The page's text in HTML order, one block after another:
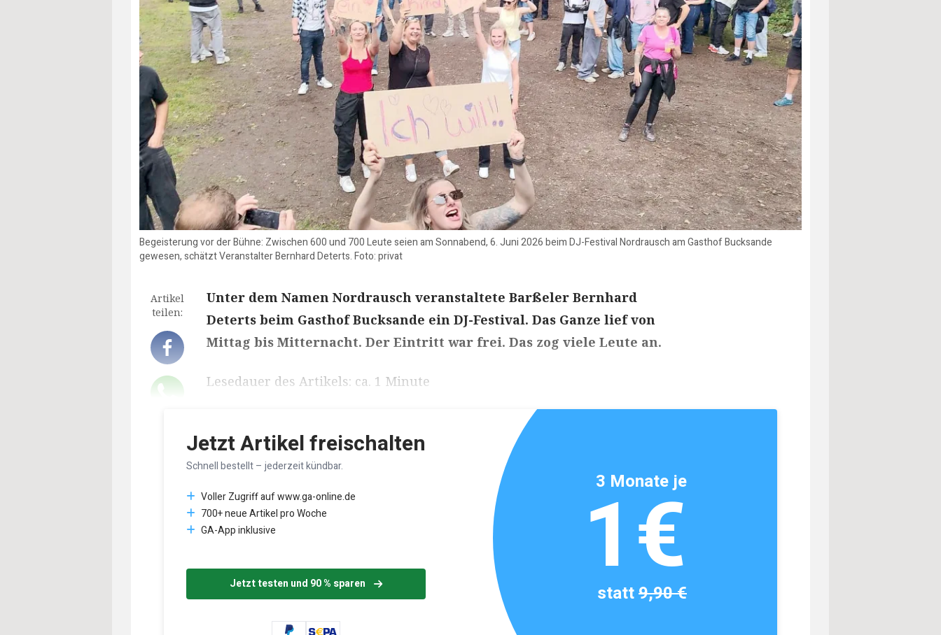
Begeisterung vor der Bühne: Zwischen 600 und 700 Leute seien am Sonnabend, 6. Juni 2026 beim DJ-Festival Nordrausch am Gasthof Bucksande
gewesen, schätzt Veranstalter Bernhard Deterts. Foto: privat
Artikel
teilen:
Unter dem Namen Nordrausch veranstaltete Barßeler Bernhard
Deterts beim Gasthof Bucksande ein DJ-Festival. Das Ganze lief von
Mittag bis Mitternacht. Der Eintritt war frei. Das zog viele Leute an.
Lesedauer des Artikels: ca. 1 Minute
Jetzt Artikel freischalten
Schnell bestellt – jederzeit kündbar.
Voller Zugriff auf www.ga-online.de
700+ neue Artikel pro Woche
GA-App inklusive
Jetzt testen und 90 % sparen
3 Monate je
1€
statt9,90 €